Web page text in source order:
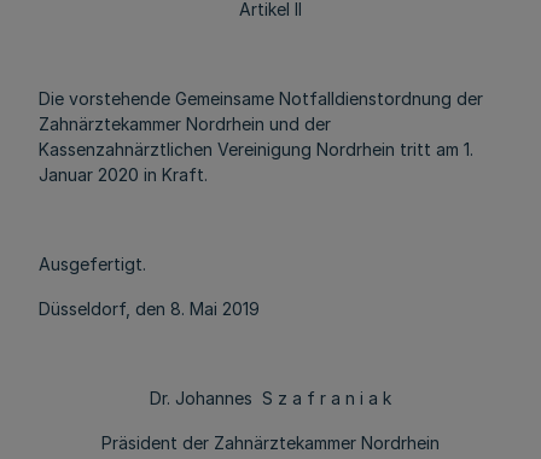
Artikel II
Die vorstehende Gemeinsame Notfalldienstordnung der
Zahnärztekammer Nordrhein und der
Kassenzahnärztlichen Vereinigung Nordrhein tritt am 1.
Januar 2020 in Kraft.
Ausgefertigt.
Düsseldorf, den 8. Mai 2019
Dr. Johannes S z a f r a n i a k
Präsident der Zahnärztekammer Nordrhein